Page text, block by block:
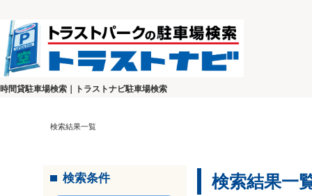
時間貸駐車場検索｜トラストナビ駐車場検索
検索結果一覧
検索条件 検索結果一